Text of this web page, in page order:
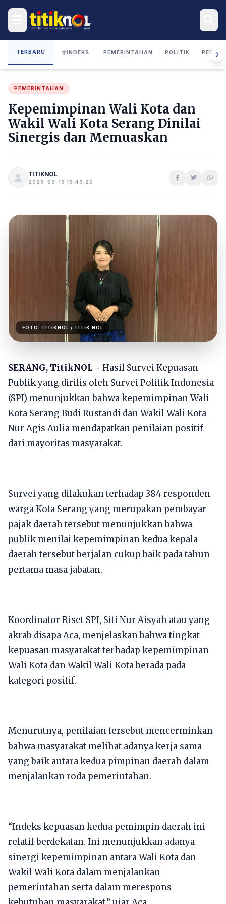
TERBARU INDEKS PEMERINTAHAN POLITIK
PEMERINTAHAN
Kepemimpinan Wali Kota dan
Wakil Wali Kota Serang Dinilai
Sinergis dan Memuaskan
TITIKNOL
2026-03-13 16:46:20
FOTO: TITIKNOL / TITIK NOL
SERANG, TitikNOL - Hasil Survei Kepuasan
Publik yang dirilis oleh Survei Politik Indonesia
(SPI) menunjukkan bahwa kepemimpinan Wali
Kota Serang Budi Rustandi dan Wakil Wali Kota
Nur Agis Aulia mendapatkan penilaian positif
dari mayoritas masyarakat.
Survei yang dilakukan terhadap 384 responden
warga Kota Serang yang merupakan pembayar
pajak daerah tersebut menunjukkan bahwa
publik menilai kepemimpinan kedua kepala
daerah tersebut berjalan cukup baik pada tahun
pertama masa jabatan.
Koordinator Riset SPI, Siti Nur Aisyah atau yang
akrab disapa Aca, menjelaskan bahwa tingkat
kepuasan masyarakat terhadap kepemimpinan
Wali Kota dan Wakil Wali Kota berada pada
kategori positif.
Menurutnya, penilaian tersebut mencerminkan
bahwa masyarakat melihat adanya kerja sama
yang baik antara kedua pimpinan daerah dalam
menjalankan roda pemerintahan.
“Indeks kepuasan kedua pemimpin daerah ini
relatif berdekatan. Ini menunjukkan adanya
sinergi kepemimpinan antara Wali Kota dan
Wakil Wali Kota dalam menjalankan
pemerintahan serta dalam merespons